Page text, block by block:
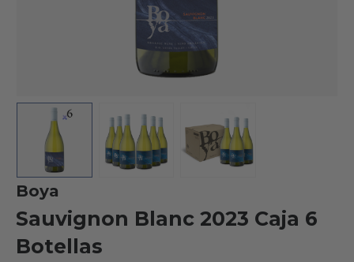
Boya
Sauvignon Blanc 2023 Caja 6
Botellas